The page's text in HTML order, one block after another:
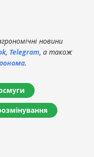
новини
, Telegram, а також
.